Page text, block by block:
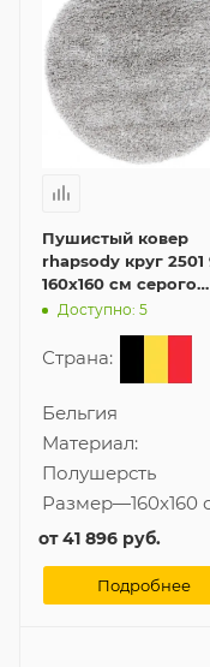
Пушистый ковер
rhapsody круг 2501
160x160 см серого
цвета
Доступно: 5
Страна:
Бельгия
Материал:
Полушерсть
Размер—160x160
от41 896 руб.
Подробнее